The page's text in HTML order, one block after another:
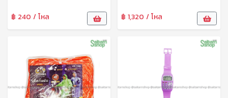
฿ 240 / โหล ฿ 1,320 / โหล